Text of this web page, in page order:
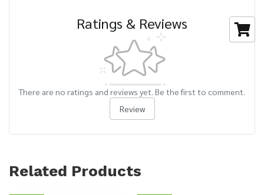
Ratings & Reviews
There are no ratings and reviews yet. Be the first to comment.
Review
Related Products